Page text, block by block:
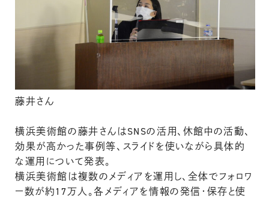
藤井さん
横浜美術館の藤井さんはSNSの活用、休館中の活動、
効果が高かった事例等、スライドを使いながら具体的
な運用について発表。
横浜美術館は複数のメディアを運用し、全体でフォロワ
ー数が約17万人。各メディアを情報の発信・保存と使